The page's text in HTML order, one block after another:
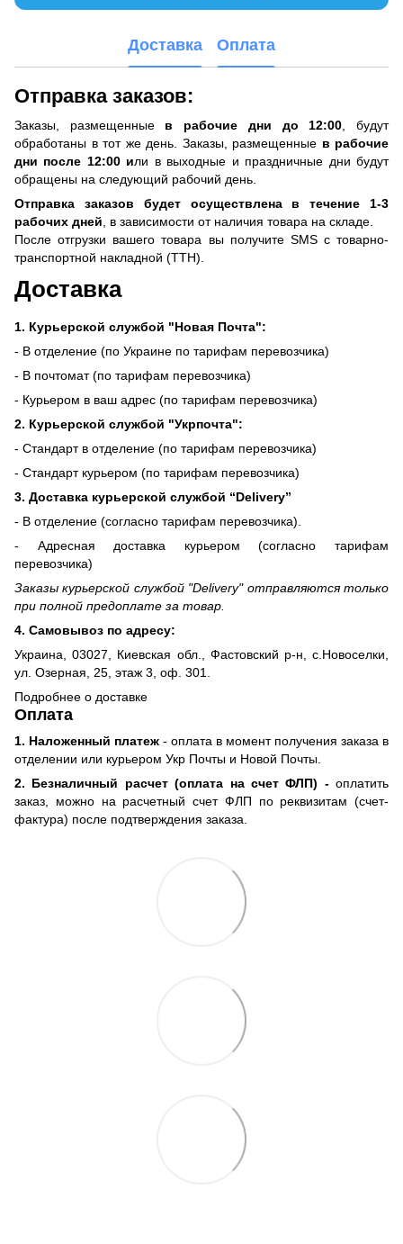
Доставка Оплата
Отправка заказов:
Заказы, размещенные в рабочие дни до 12:00 , будут
обработаны в тот же день. Заказы, размещенные в рабочие
дни после 12:00 или в выходные и праздничные дни будут
обращены на следующий рабочий день.
Отправка заказов будет осуществлена ​​в течение 1-3
рабочих дней , в зависимости от наличия товара на складе.
После отгрузки вашего товара вы получите SMS с товарно-
транспортной накладной (ТТН).
Доставка
1. Курьерской службой "Новая Почта":
- В отделение (по Украине по тарифам перевозчика)
- В почтомат (по тарифам перевозчика)
- Курьером в ваш адрес (по тарифам перевозчика)
2. Курьерской службой "Укрпочта":
- Стандарт в отделение (по тарифам перевозчика)
- Стандарт курьером (по тарифам перевозчика)
3. Доставка курьерской службой “Delivery”
- В отделение (согласно тарифам перевозчика).
- Адресная доставка курьером (согласно тарифам
перевозчика)
Заказы курьерской службой "Delivery" отправляются только
при полной предоплате за товар.
4. Самовывоз по адресу:
Украина, 03027, Киевская обл., Фастовский р-н, с.Новоселки,
ул. Озерная, 25, этаж 3, оф. 301.
Подробнее о доставке
Оплата
1. Наложенный платеж - оплата в момент получения заказа в
отделении или курьером Укр Почты и Новой Почты.
2. Безналичный расчет (оплата на счет ФЛП) -оплатить
заказ, можно на расчетный счет ФЛП по реквизитам (счет-
фактура) после подтверждения заказа.